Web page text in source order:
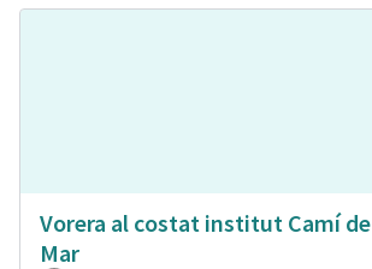
Vorera al costat institut Camí de
Mar